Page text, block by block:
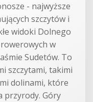
- najwyższe
szczytów i
widoki Dolnego
w
Sudetów. To
szczytami, takimi
dolinami, które
przyrody. Góry